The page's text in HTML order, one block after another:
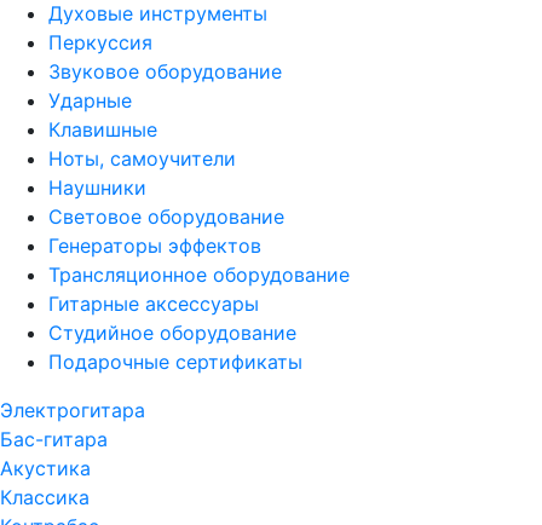
Духовые инструменты
Перкуссия
Звуковое оборудование
Ударные
Клавишные
Ноты, самоучители
Наушники
Световое оборудование
Генераторы эффектов
Трансляционное оборудование
Гитарные аксессуары
Студийное оборудование
Подарочные сертификаты
Электрогитара
Бас-гитара
Акустика
Классика